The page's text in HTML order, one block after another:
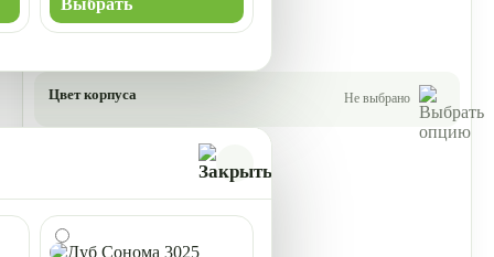
Выбрать
Цвет корпуса Не выбрано